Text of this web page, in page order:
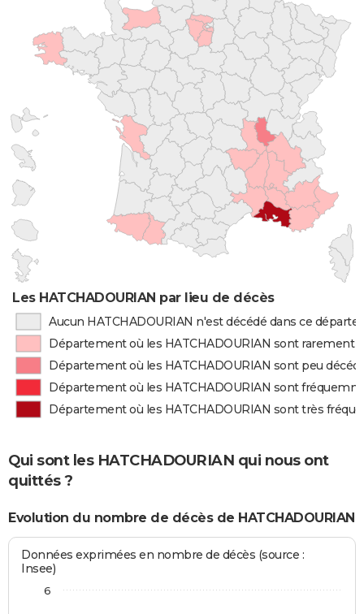
Les HATCHADOURIAN par lieu de décès
Aucun HATCHADOURIAN n'est décédé dans ce
Département où les HATCHADOURIAN sont rarement
Département où les HATCHADOURIAN sont peu
Département où les HATCHADOURIAN sont
Département où les HATCHADOURIAN sont très
Qui sont les HATCHADOURIAN qui nous ont
quittés ?
Evolution du nombre de décès de HATCHADOURIAN
Données exprimées en nombre de décès (source :
Insee)
6